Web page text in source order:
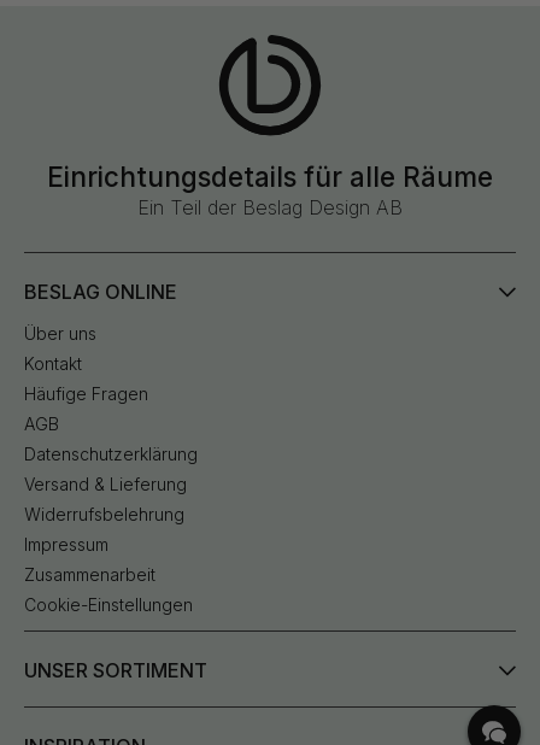
Einrichtungsdetails für alle Räume
Ein Teil der Beslag Design AB
BESLAG ONLINE
Über uns
Kontakt
Häufige Fragen
AGB
Datenschutzerklärung
Versand & Lieferung
Widerrufsbelehrung
Impressum
Zusammenarbeit
Cookie-Einstellungen
UNSER SORTIMENT